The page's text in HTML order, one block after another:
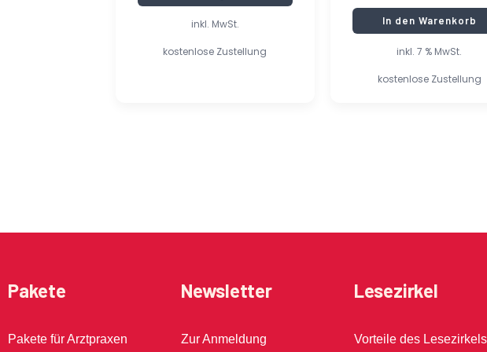
inkl. MwSt.
kostenlose Zustellung inkl. 7 % MwSt.
kostenlose Zustellung
In den Warenkorb
Pakete
Pakete für Arztpraxen
Newsletter
Zur Anmeldung
Lesezirkel
Vorteile des Lesezirkels